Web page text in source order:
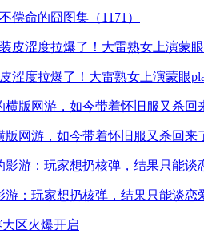
偿命的囧图集（1171）
涩度拉爆了！大雷熟女上演蒙眼
网游，如今带着怀旧服又杀回来
：玩家想扔核弹，结果只能谈恋